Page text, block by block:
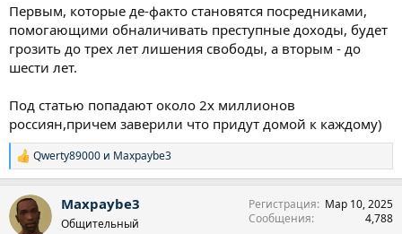
Первым, которые де-факто становятся посредниками,
помогающими обналичивать преступные доходы, будет
грозить до трех лет лишения свободы, а вторым - до
шести лет.
Под статью попадают около 2х миллионов
россиян,причем заверили что придут домой к каждому)
Р
е
к
ц
Qwerty89000 и Maxpaybe3
Maxpaybe3
Общительный
Регистрация
Мар 10, 2025
Сообщения
4,788